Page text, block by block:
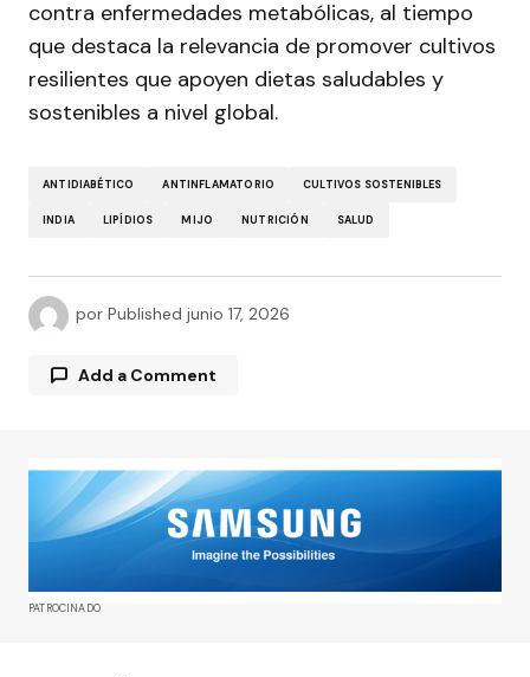
contra enfermedades metabólicas, al tiempo
que destaca la relevancia de promover cultivos
resilientes que apoyen dietas saludables y
sostenibles a nivel global.
ANTIDIABÉTICO ANTINFLAMATORIO CULTIVOS SOSTENIBLES
INDIA LIPÍDIOS MIJO NUTRICIÓN SALUD
por Published junio 17, 2026
Add a Comment
Tu dirección de correo electrónico no será
publicada.Los campos obligatorios están
marcados con*
Comment*
PATROCINADO